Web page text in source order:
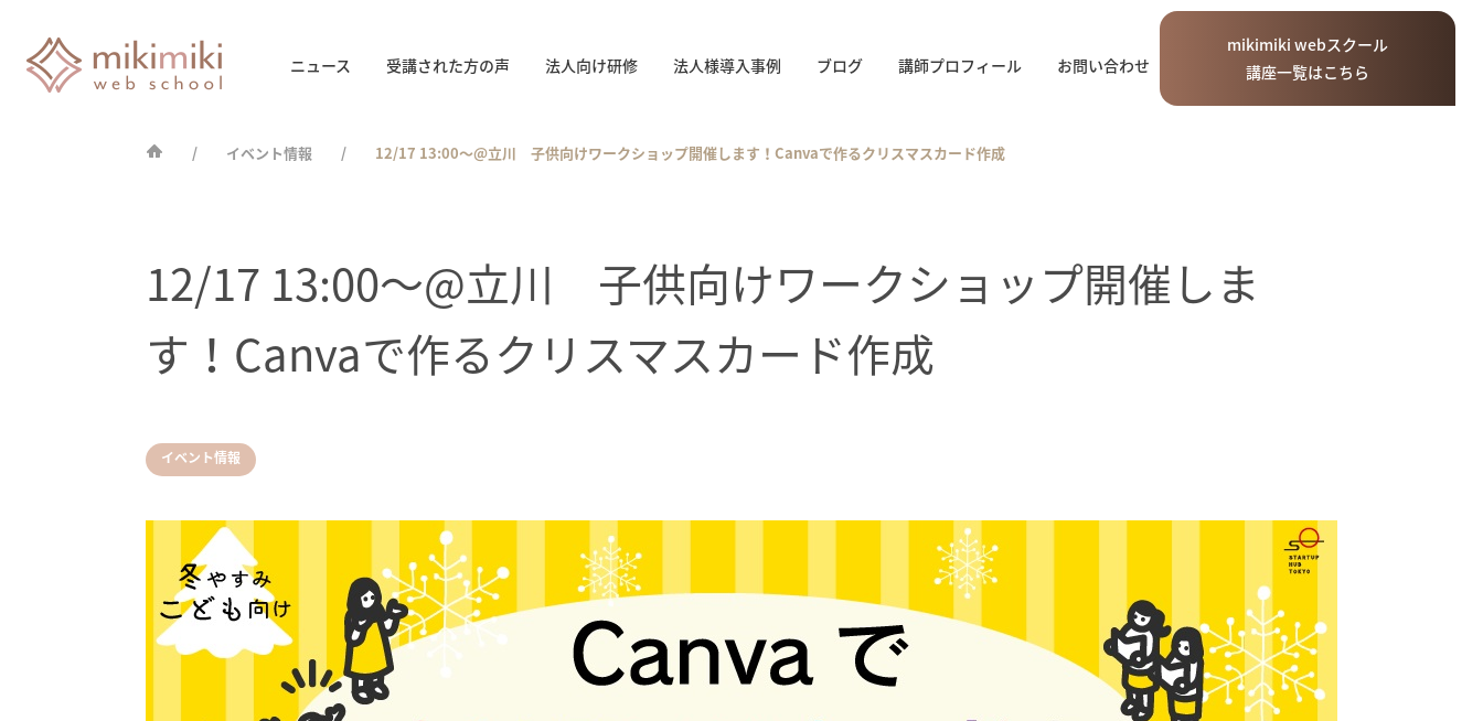
ニュース 受講された方の声 法人向け研修 法人様導入事例 ブログ 講師プロフィール お問い合わせ
mikimiki webスクール
講座一覧はこちら
イベント情報 12/17 13:00～@立川 子供向けワークショップ開催します！Canvaで作るクリスマスカード作成
イベント情報
12/17 13:00～@立川 子供向けワークショップ開催しま
す！Canvaで作るクリスマスカード作成